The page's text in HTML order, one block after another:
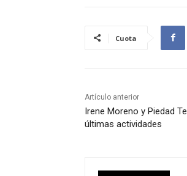
Cuota
Artículo anterior
Irene Moreno y Piedad
últimas actividades